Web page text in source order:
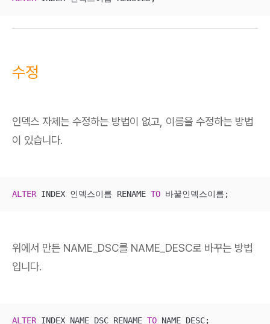
수정
인덱스 자체는 수정하는 방법이 없고, 이름을 수정하는 방법
이 있습니다.
ALTER INDEX 인덱스이름 RENAME TO 바꿀인덱스이름;
위에서 만든 NAME_DSC를 NAME_DESC로 바꾸는 방법
입니다.
ALTER INDEX NAME_DSC RENAME TO NAME_DESC;